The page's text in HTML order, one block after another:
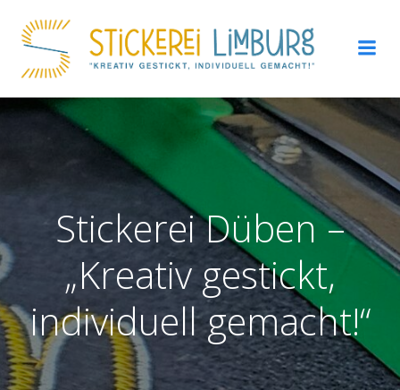
Inhalt
springen
Stickerei Düben –
„Kreativ gestickt,
individuell gemacht!“